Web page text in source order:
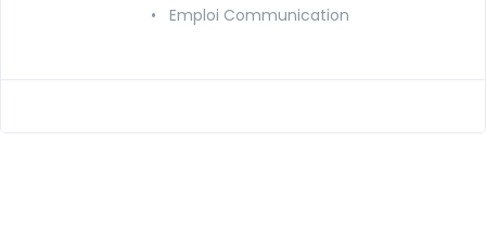
• Emploi Communication